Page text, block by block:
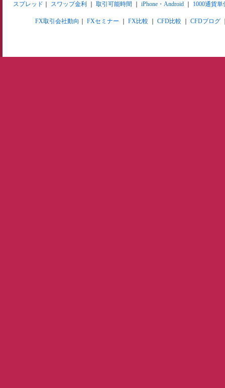
スプレッド
スワップ金利 取引可能時間 iPhone・Android 1000通貨単
FX取引会社動向 FXセミナー FX比較 CFD比較 CFDブログ